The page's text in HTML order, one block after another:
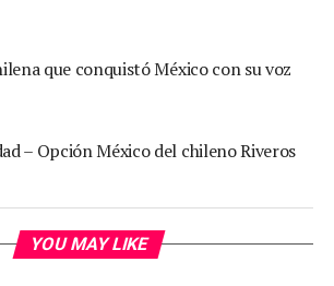
que conquistó México con su voz
– Opción México del chileno Riveros
YOU MAY LIKE